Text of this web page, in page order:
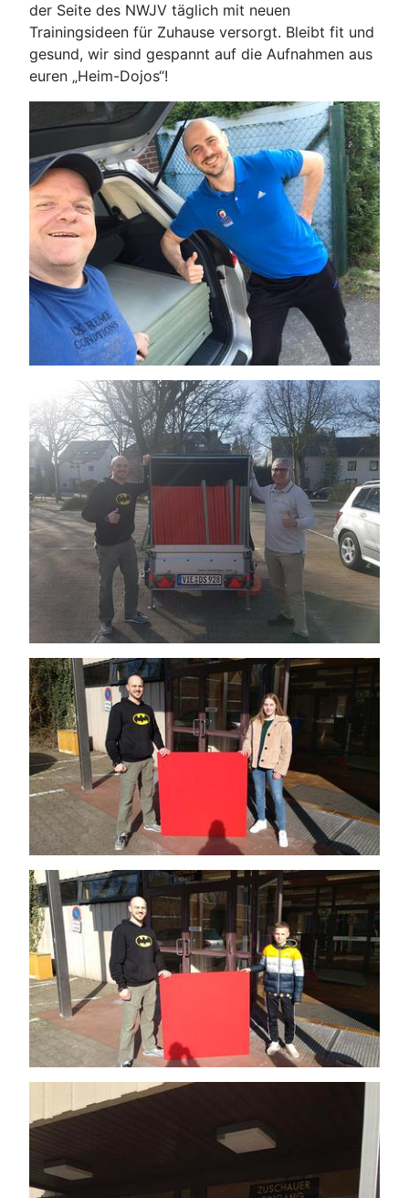
der Seite des NWJV täglich mit neuen
Trainingsideen für Zuhause versorgt. Bleibt fit und
gesund, wir sind gespannt auf die Aufnahmen aus
euren „Heim-Dojos“!